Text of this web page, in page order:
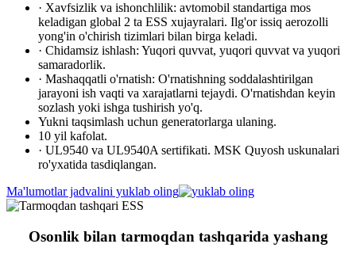
· Xavfsizlik va ishonchlilik: avtomobil standartiga mos
keladigan global 2 ta ESS xujayralari. Ilg'or issiq aerozolli
yong'in o'chirish tizimlari bilan birga keladi.
· Chidamsiz ishlash: Yuqori quvvat, yuqori quvvat va yuqori
samaradorlik.
· Mashaqqatli o'rnatish: O'rnatishning soddalashtirilgan
jarayoni ish vaqti va xarajatlarni tejaydi. O'rnatishdan keyin
sozlash yoki ishga tushirish yo'q.
Yukni taqsimlash uchun generatorlarga ulaning.
10 yil kafolat.
· UL9540 va UL9540A sertifikati. MSK Quyosh uskunalari
ro'yxatida tasdiqlangan.
Ma'lumotlar jadvalini yuklab oling
Osonlik bilan tarmoqdan tashqarida yashang